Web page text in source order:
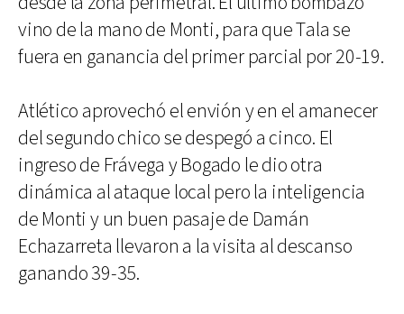
vino de la mano de Monti, para que Tala se
fuera en ganancia del primer parcial por 20-19.
Atlético aprovechó el envión y en el amanecer
del segundo chico se despegó a cinco. El
ingreso de Frávega y Bogado le dio otra
dinámica al ataque local pero la inteligencia
de Monti y un buen pasaje de Damán
Echazarreta llevaron a la visita al descanso
ganando 39-35.